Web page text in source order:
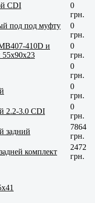
CDI
0
грн.
под под муфту
0
грн.
410D и
55x90x23
0
грн.
0
грн.
0
грн.
2.2-3.0 CDI
0
грн.
задний
7864
грн.
комплект
2472
грн.